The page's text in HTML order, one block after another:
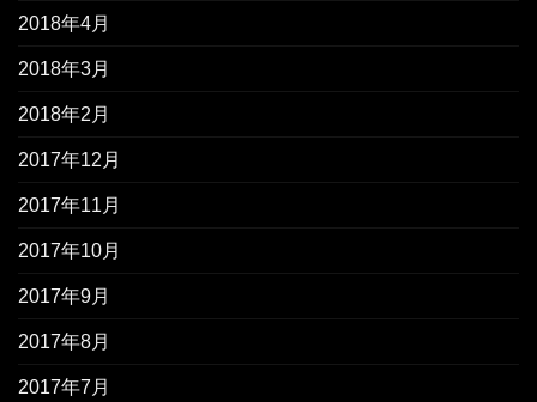
2018年4月
2018年3月
2018年2月
2017年12月
2017年11月
2017年10月
2017年9月
2017年8月
2017年7月